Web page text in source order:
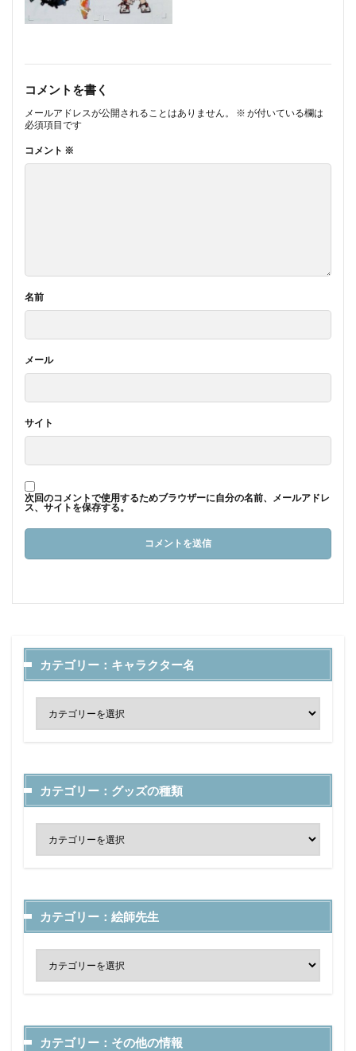
コメントを書く
メールアドレスが公開されることはありません。 ※ が付いている欄は
必須項目です
コメント ※
名前
メール
サイト
次回のコメントで使用するためブラウザーに自分の名前、メールアドレ
ス、サイトを保存する。
カテゴリー：キャラクター名
カテゴリー：グッズの種類
カテゴリー：絵師先生
カテゴリー：その他の情報